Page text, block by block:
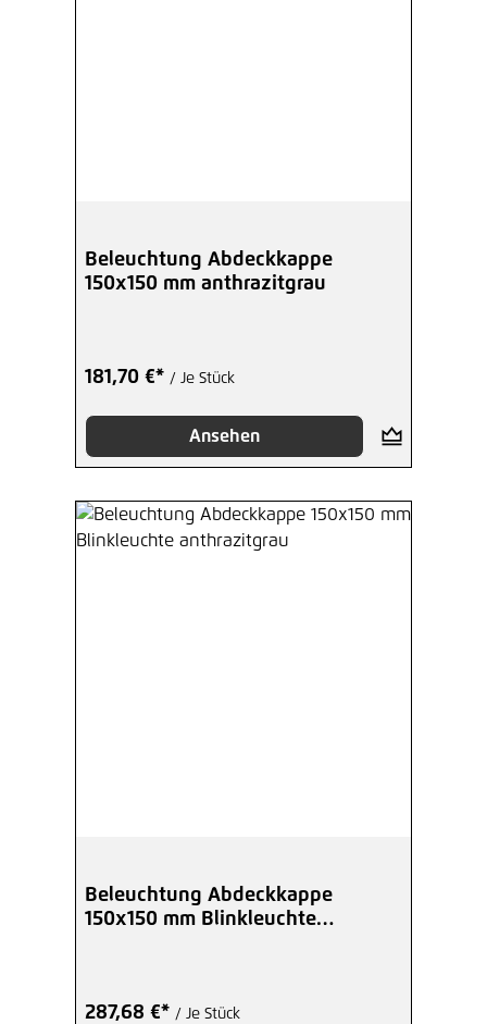
Beleuchtung Abdeckkappe
150x150 mm anthrazitgrau
181,70 €* / Je Stück
Ansehen
Beleuchtung Abdeckkappe
150x150 mm Blinkleuchte
287,68 €* / Je Stück